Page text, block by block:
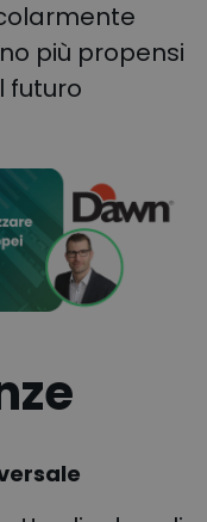
più propensi
futuro